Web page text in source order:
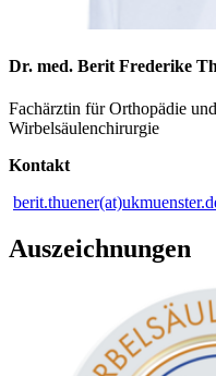
Dr. med. Berit Frederike
Fachärztin für Orthopädie
Wirbelsäulenchirurgie
Kontakt
Auszeichnungen